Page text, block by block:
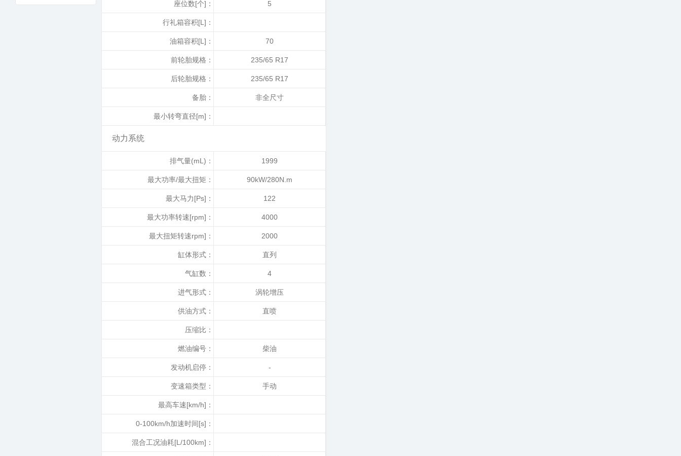
座位数[个]： 5
行礼箱容积[L]：
油箱容积[L]： 70
前轮胎规格： 235/65 R17
后轮胎规格： 235/65 R17
备胎： 非全尺寸
最小转弯直径[m]：
动力系统
排气量(mL)： 1999
最大功率/最大扭矩： 90kW/280N.m
最大马力[Ps]： 122
最大功率转速[rpm]： 4000
最大扭矩转速rpm]： 2000
缸体形式： 直列
气缸数： 4
进气形式： 涡轮增压
供油方式： 直喷
压缩比：
燃油编号： 柴油
发动机启停： -
变速箱类型： 手动
最高车速[km/h]：
0-100km/h加速时间[s]：
混合工况油耗[L/100km]：